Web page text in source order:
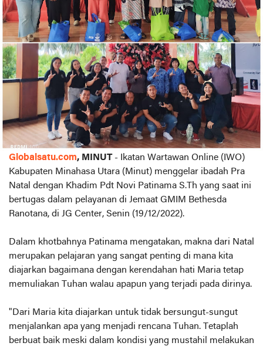
Globalsatu.com, MINUT- Ikatan Wartawan Online (IWO)
Kabupaten Minahasa Utara (Minut) menggelar ibadah Pra
Natal dengan Khadim Pdt Novi Patinama S.Th yang saat ini
bertugas dalam pelayanan di Jemaat GMIM Bethesda
Ranotana, di JG Center, Senin (19/12/2022).
Dalam khotbahnya Patinama mengatakan, makna dari Natal
merupakan pelajaran yang sangat penting di mana kita
diajarkan bagaimana dengan kerendahan hati Maria tetap
memuliakan Tuhan walau apapun yang terjadi pada dirinya.
"Dari Maria kita diajarkan untuk tidak bersungut-sungut
menjalankan apa yang menjadi rencana Tuhan. Tetaplah
berbuat baik meski dalam kondisi yang mustahil melakukan